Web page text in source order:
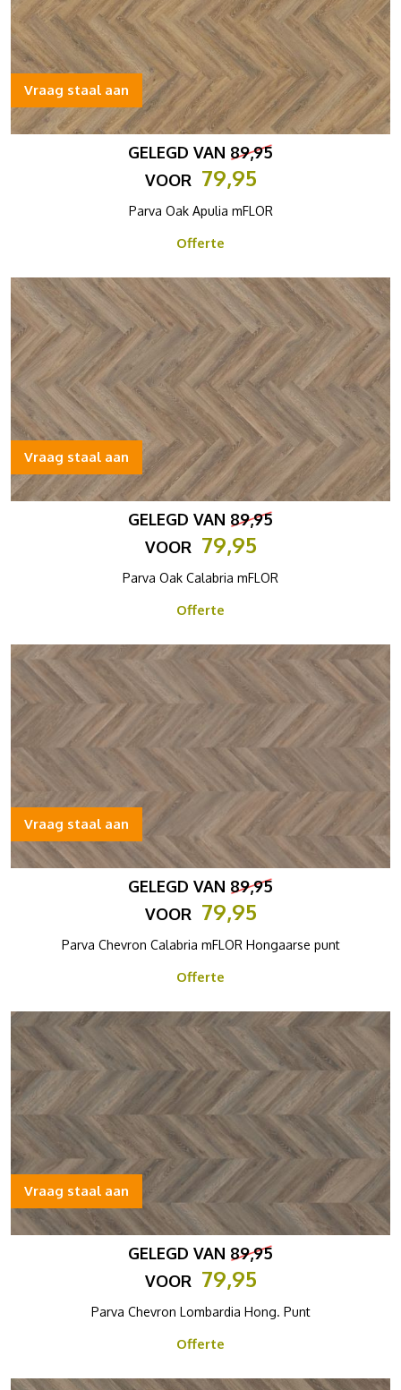
GELEGD VAN 89,95
VOOR 79,95
Parva Oak Apulia mFLOR
Offerte
Vraag staal aan
GELEGD VAN 89,95
VOOR 79,95
Parva Oak Calabria mFLOR
Offerte
Vraag staal aan
GELEGD VAN 89,95
VOOR 79,95
Parva Chevron Calabria mFLOR Hongaarse punt
Offerte
Vraag staal aan
GELEGD VAN 89,95
VOOR 79,95
Parva Chevron Lombardia Hong. Punt
Offerte
Vraag staal aan